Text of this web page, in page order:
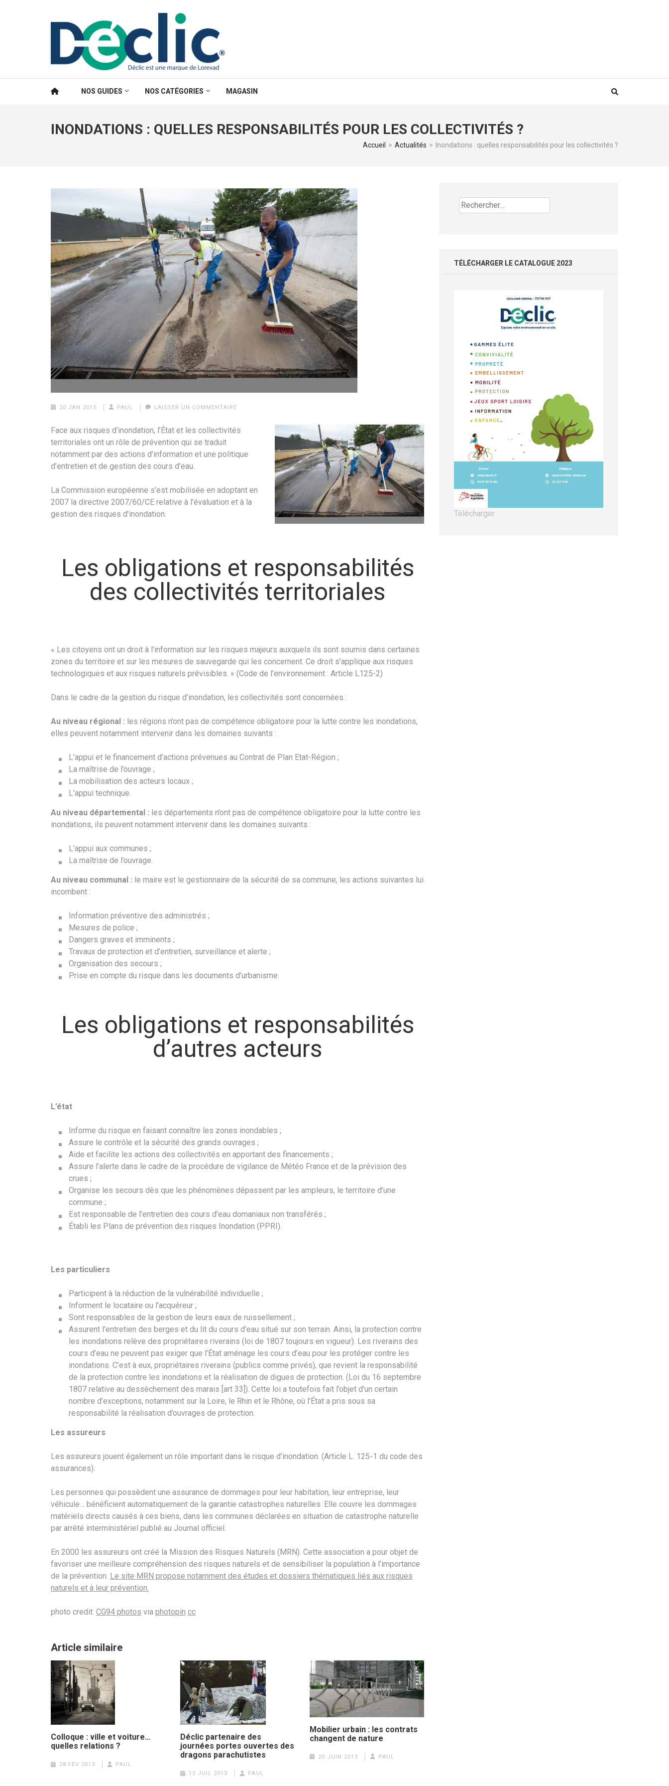
NOS GUIDES NOS CATÉGORIES MAGASIN
INONDATIONS : QUELLES RESPONSABILITÉS POUR LES COLLECTIVITÉS ?
Accueil > Actualités > Inondations : quelles responsabilités pour les collectivités ?
20 JAN 2015 PAUL LAISSER UN COMMENTAIRE
Face aux risques d’inondation, l’État et les collectivités
territoriales ont un rôle de prévention qui se traduit
notamment par des actions d’information et une politique
d’entretien et de gestion des cours d’eau.
La Commission européenne s’est mobilisée en adoptant en
2007 la directive 2007/60/CE relative à l’évaluation et à la
gestion des risques d’inondation.
Les obligations et responsabilités
des collectivités territoriales
« Les citoyens ont un droit à l’information sur les risques majeurs auxquels ils sont soumis dans certaines
zones du territoire et sur les mesures de sauvegarde qui les concernent. Ce droit s’applique aux risques
technologiques et aux risques naturels prévisibles. » (Code de l’environnement : Article L125-2)
Dans le cadre de la gestion du risque d’inondation, les collectivités sont concernées :
Au niveau régional : les régions n’ont pas de compétence obligatoire pour la lutte contre les inondations,
elles peuvent notamment intervenir dans les domaines suivants :
L’appui et le financement d’actions prévenues au Contrat de Plan Etat-Région ;
La maîtrise de l’ouvrage ;
La mobilisation des acteurs locaux ;
L’appui technique.
Au niveau départemental : les départements n’ont pas de compétence obligatoire pour la lutte contre les
inondations, ils peuvent notamment intervenir dans les domaines suivants :
L’appui aux communes ;
La maîtrise de l’ouvrage.
Au niveau communal : le maire est le gestionnaire de la sécurité de sa commune, les actions suivantes lui
incombent :
Information préventive des administrés ;
Mesures de police ;
Dangers graves et imminents ;
Travaux de protection et d’entretien, surveillance et alerte ;
Organisation des secours ;
Prise en compte du risque dans les documents d’urbanisme.
Les obligations et responsabilités
d’autres acteurs
L’état
Informe du risque en faisant connaître les zones inondables ;
Assure le contrôle et la sécurité des grands ouvrages ;
Aide et facilite les actions des collectivités en apportant des financements ;
Assure l’alerte dans le cadre de la procédure de vigilance de Météo France et de la prévision des
crues ;
Organise les secours dès que les phénomènes dépassent par les ampleurs, le territoire d’une
commune ;
Est responsable de l’entretien des cours d’eau domaniaux non transférés ;
Établi les Plans de prévention des risques Inondation (PPRI).
Les particuliers
Participent à la réduction de la vulnérabilité individuelle ;
Informent le locataire ou l’acquéreur ;
Sont responsables de la gestion de leurs eaux de ruissellement ;
Assurent l’entretien des berges et du lit du cours d’eau situé sur son terrain. Ainsi, la protection contre
les inondations relève des propriétaires riverains (loi de 1807 toujours en vigueur). Les riverains des
cours d’eau ne peuvent pas exiger que l’État aménage les cours d’eau pour les protéger contre les
inondations. C’est à eux, propriétaires riverains (publics comme privés), que revient la responsabilité
de la protection contre les inondations et la réalisation de digues de protection. (Loi du 16 septembre
1807 relative au dessèchement des marais [art 33]). Cette loi a toutefois fait l’objet d’un certain
nombre d’exceptions, notamment sur la Loire, le Rhin et le Rhône, où l’État a pris sous sa
responsabilité la réalisation d’ouvrages de protection.
Les assureurs
Les assureurs jouent également un rôle important dans le risque d’inondation. (Article L. 125-1 du code des
assurances).
Les personnes qui possèdent une assurance de dommages pour leur habitation, leur entreprise, leur
véhicule… bénéficient automatiquement de la garantie catastrophes naturelles. Elle couvre les dommages
matériels directs causés à ces biens, dans les communes déclarées en situation de catastrophe naturelle
par arrêté interministériel publié au Journal officiel.
En 2000 les assureurs ont créé la Mission des Risques Naturels (MRN). Cette association a pour objet de
favoriser une meilleure compréhension des risques naturels et de sensibiliser la population à l’importance
de la prévention. Le site MRN propose notamment des études et dossiers thématiques liés aux risques
naturels et à leur prévention.
photo credit: CG94 photos via photopin cc
Article similaire
Colloque : ville et voiture…
quelles relations ?
28 FÉV 2013 PAUL
Déclic partenaire des
journées portes ouvertes des
dragons parachutistes
15 JUIL 2013 PAUL
Mobilier urbain : les contrats
changent de nature
20 JUIN 2013 PAUL
Rechercher :
TÉLÉCHARGER LE CATALOGUE 2023
Télécharger